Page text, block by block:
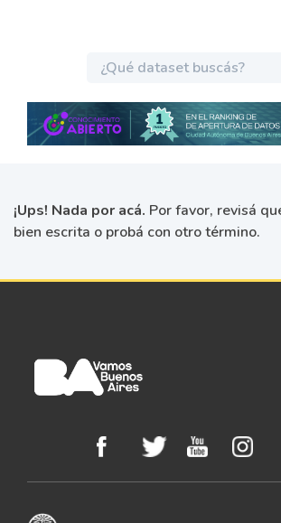
¡Ups! Nada por acá. Por favor, revisá
bien escrita o probá con otro término.